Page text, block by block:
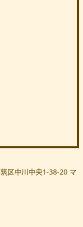
区中川中央1-38-20 マ